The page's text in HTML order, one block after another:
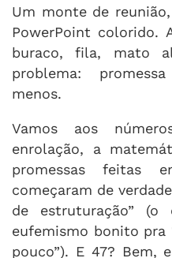
Um monte de
PowerPoint colorido.
buraco, fila, mato
problema:
menos.
Vamos aos
enrolação, a
promessas feitas
começaram de
de estruturação”
eufemismo bonito pra
pouco”). E 47? Bem,